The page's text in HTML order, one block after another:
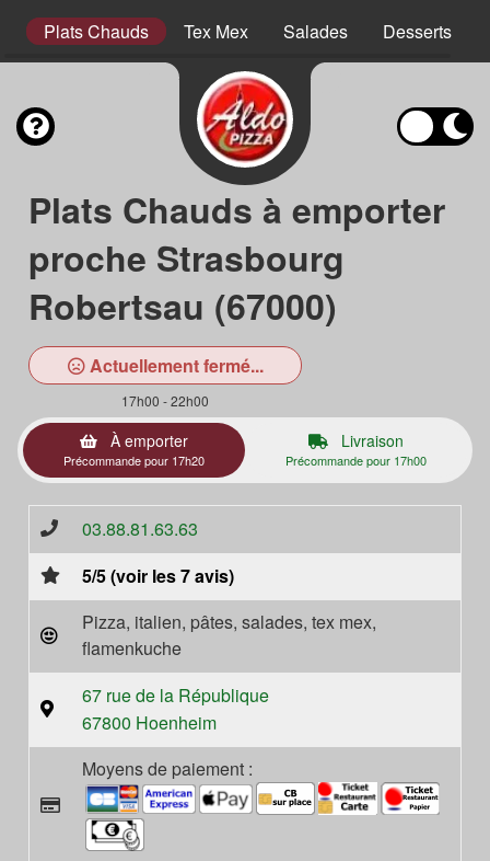
Plats Chauds Tex Mex Salades Desserts
Plats Chauds à emporter
proche Strasbourg
Robertsau (67000)
Actuellement fermé...
17h00 - 22h00
À emporter
Précommande pour 17h20
Livraison
Précommande pour 17h00
03.88.81.63.63
5/5 (voir les 7 avis)
Pizza, italien, pâtes, salades, tex mex,
flamenkuche
67 rue de la République
67800 Hoenheim
Moyens de paiement :